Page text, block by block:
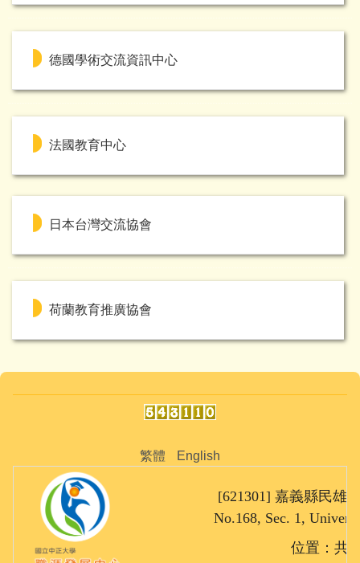
德國學術交流資訊中心
法國教育中心
日本台灣交流協會
荷蘭教育推廣協會
繁體 English
[621301] 嘉義縣民雄
No.168, Sec. 1,
位置：共